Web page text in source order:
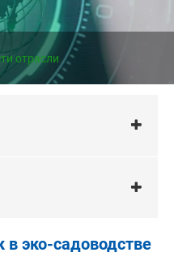
отрасли
эко-садоводстве